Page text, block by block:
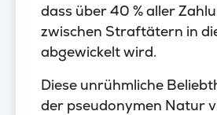
dass über 40 % aller
zwischen Straftätern in
abgewickelt wird.
Diese unrühmliche
der pseudonymen Natur